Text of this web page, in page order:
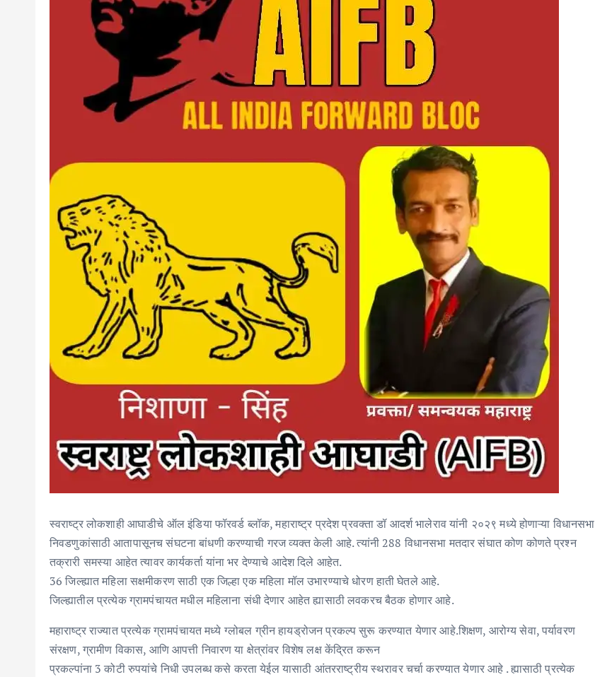
स्वराष्ट्र लोकशाही आघाडीचे ऑल इंडिया फॉरवर्ड ब्लॉक, महाराष्ट्र प्रदेश प्रवक्ता डॉ आदर्श भालेराव यांनी २०२९ मध्ये होणाऱ्या विधानसभा
निवडणुकांसाठी आतापासूनच संघटना बांधणी करण्याची गरज व्यक्त केली आहे. त्यांनी 288 विधानसभा मतदार संघात कोण कोणते प्रश्न
तक्रारी समस्या आहेत त्यावर कार्यकर्ता यांना भर देण्याचे आदेश दिले आहेत.
36 जिल्ह्यात महिला सक्षमीकरण साठी एक जिल्हा एक महिला मॉल उभारण्याचे धोरण हाती घेतले आहे.
जिल्ह्यातील प्रत्येक ग्रामपंचायत मधील महिलाना संधी देणार आहेत ह्यासाठी लवकरच बैठक होणार आहे.
महाराष्ट्र राज्यात प्रत्येक ग्रामपंचायत मध्ये ग्लोबल ग्रीन हायड्रोजन प्रकल्प सुरू करण्यात येणार आहे.शिक्षण, आरोग्य सेवा, पर्यावरण
संरक्षण, ग्रामीण विकास, आणि आपत्ती निवारण या क्षेत्रांवर विशेष लक्ष केंद्रित करून
प्रकल्पांना 3 कोटी रुपयांचे निधी उपलब्ध कसे करता येईल यासाठी आंतरराष्ट्रीय स्थरावर चर्चा करण्यात येणार आहे . ह्यासाठी प्रत्येक